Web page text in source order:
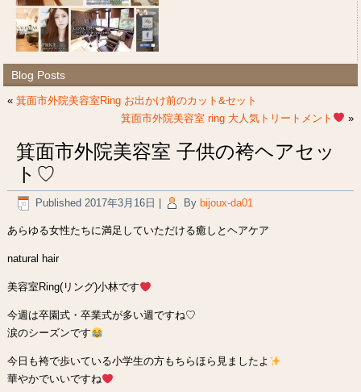
Blog Posts
«箕面市外院美容室Ring お出かけ前のカット&セット
箕面市外院美容室 ring 大人気トリートメント
»
箕面市外院美容室 子供の袴ヘアセッ
ト♡
Published 2017年3月16日 By bijoux-da01
あらゆる女性たちに満足していただける癒しとヘアケア
natural hair
美容室Ring(リング)小林です
今週は卒園式・卒業式が多い週ですね♡
涙のシーズンです
今日も袴で歩いている小学生の方もちらほら見ましたよ
華やかでいいですね